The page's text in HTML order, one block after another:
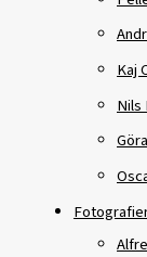
Kaj
Nils